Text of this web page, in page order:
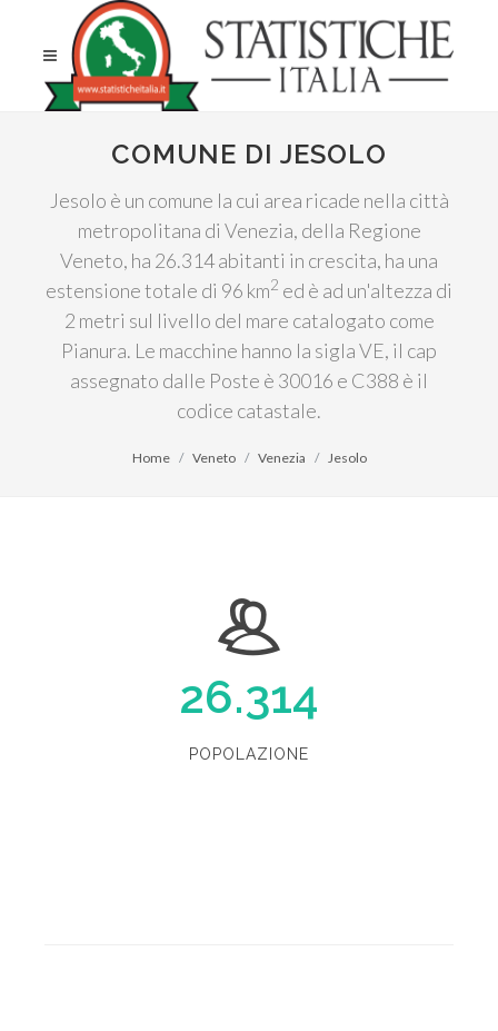
COMUNE DI JESOLO
Jesolo è un comune la cui area ricade nella città
metropolitana di Venezia, della Regione
Veneto, ha 26.314 abitanti in crescita, ha una
estensione totale di 96 km2 ed è ad un'altezza di
2 metri sul livello del mare catalogato come
Pianura. Le macchine hanno la sigla VE, il cap
assegnato dalle Poste è 30016 e C388 è il
codice catastale.
Home Veneto Venezia Jesolo
26.314
POPOLAZIONE